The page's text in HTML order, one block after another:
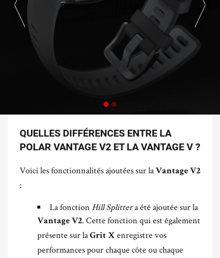
QUELLES DIFFÉRENCES ENTRE LA
POLAR VANTAGE V2 ET LA VANTAGE V ?
Voici les fonctionnalités ajoutées sur la Vantage V2
:
La fonction Hill Splittera été ajoutée sur la
Vantage V2. Cette fonction qui est également
présente sur laGrit X enregistre vos
performances pour chaque côte ou chaque